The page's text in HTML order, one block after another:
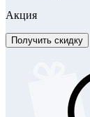
Акция
Получить скидку